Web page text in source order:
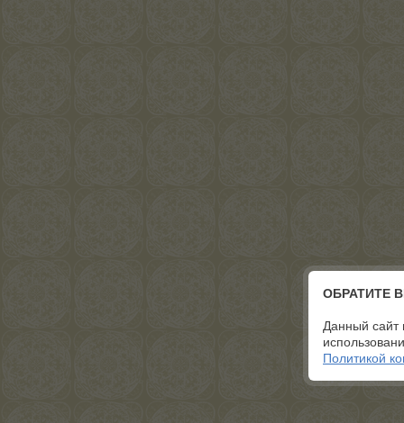
ОБРАТИТЕ
Данный сайт
Политикой